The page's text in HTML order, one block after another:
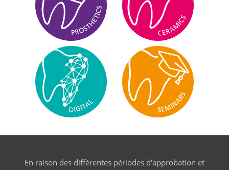
En raison des différentes périodes d'approbation et